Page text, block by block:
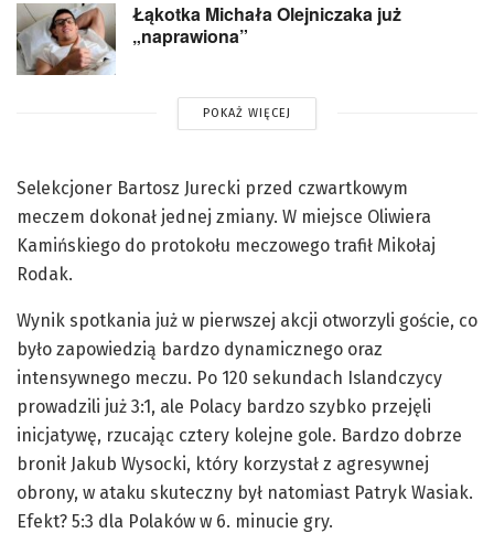
Łąkotka Michała Olejniczaka już
„naprawiona”
POKAŻ WIĘCEJ
Selekcjoner Bartosz Jurecki przed czwartkowym
meczem dokonał jednej zmiany. W miejsce Oliwiera
Kamińskiego do protokołu meczowego trafił Mikołaj
Rodak.
Wynik spotkania już w pierwszej akcji otworzyli goście, co
było zapowiedzią bardzo dynamicznego oraz
intensywnego meczu. Po 120 sekundach Islandczycy
prowadzili już 3:1, ale Polacy bardzo szybko przejęli
inicjatywę, rzucając cztery kolejne gole. Bardzo dobrze
bronił Jakub Wysocki, który korzystał z agresywnej
obrony, w ataku skuteczny był natomiast Patryk Wasiak.
Efekt? 5:3 dla Polaków w 6. minucie gry.